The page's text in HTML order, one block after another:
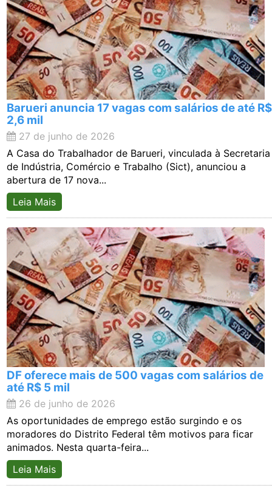
Barueri anuncia 17 vagas com salários de até R$
2,6 mil
27 de junho de 2026
A Casa do Trabalhador de Barueri, vinculada à Secretaria
de Indústria, Comércio e Trabalho (Sict), anunciou a
abertura de 17 nova...
Leia Mais
DF oferece mais de 500 vagas com salários de
até R$ 5 mil
26 de junho de 2026
As oportunidades de emprego estão surgindo e os
moradores do Distrito Federal têm motivos para ficar
animados. Nesta quarta-feira...
Leia Mais